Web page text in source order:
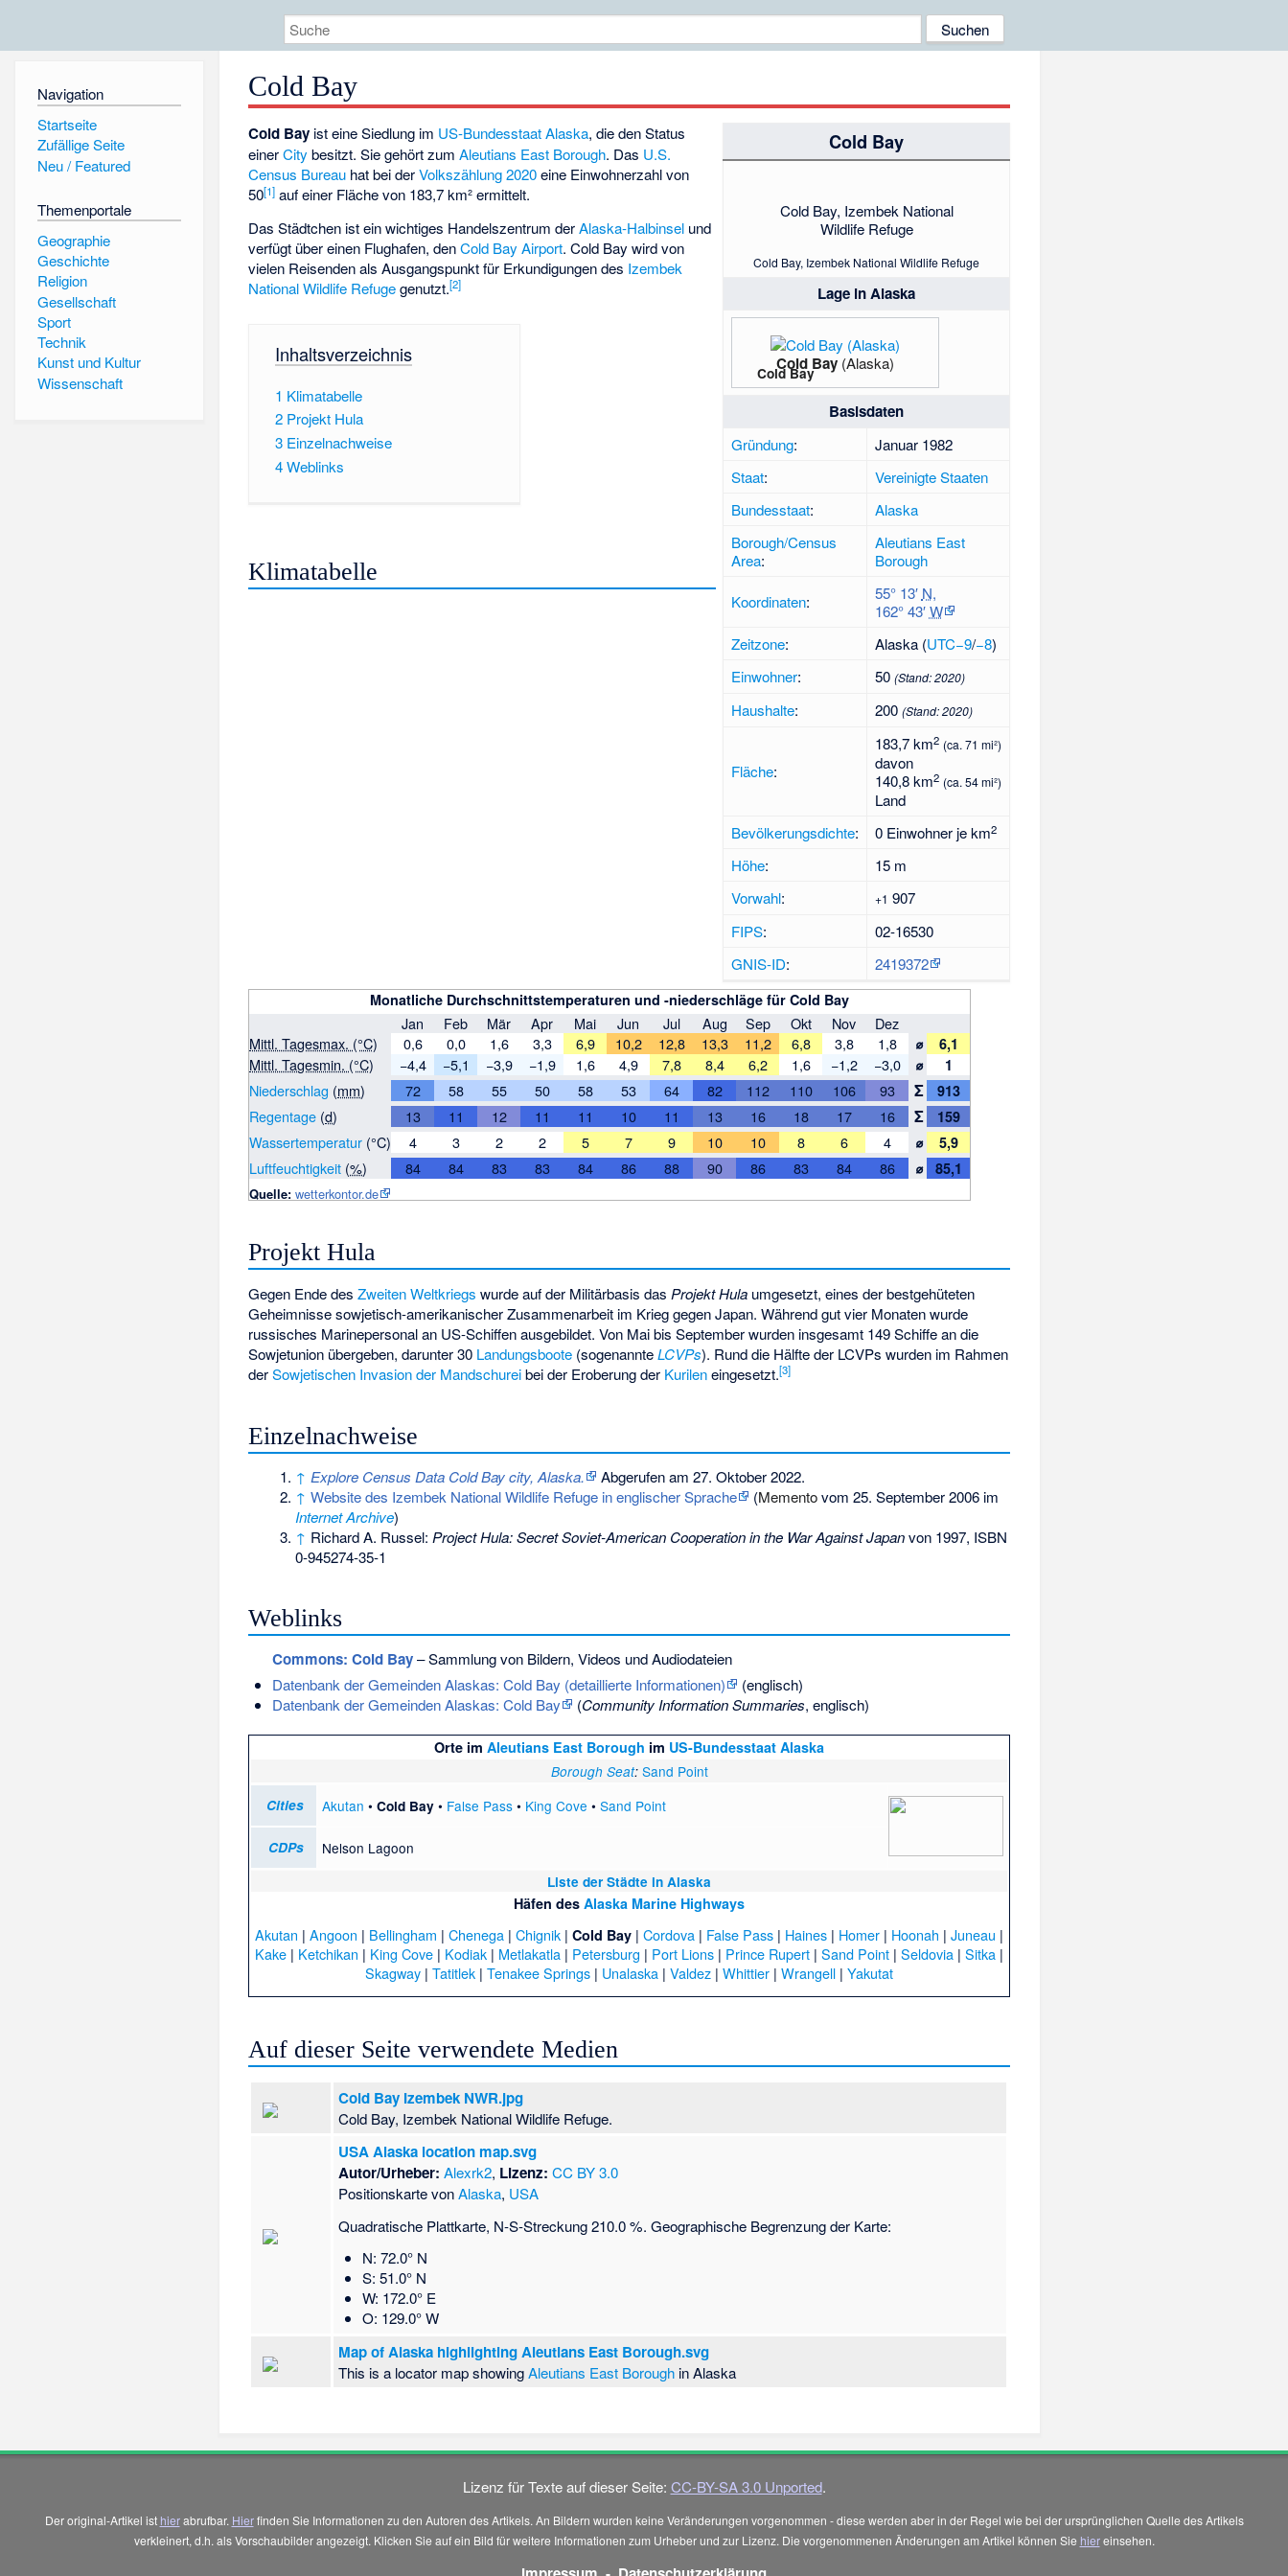
Navigation
Startseite
Zufällige Seite
Neu / Featured
Themenportale
Geographie
Geschichte
Religion
Gesellschaft
Sport
Technik
Kunst und Kultur
Wissenschaft
Cold Bay
Cold Bay
Cold Bay, Izembek National
Wildlife Refuge
Cold Bay, Izembek National Wildlife Refuge
Lage in Alaska
Cold Bay(Alaska)
Cold Bay
Basisdaten
Gründung:
Januar 1982
Staat:
Vereinigte Staaten
Bundesstaat:
Alaska
Borough/Census
Area:
Aleutians East
Borough
Koordinaten: 55° 13′ N,
162° 43′W
Zeitzone: Alaska (UTC−9/−8)
Einwohner: 50 (Stand:2020)
Haushalte: 200 (Stand:2020)
Fläche:
183,7 km2 (ca. 71 mi²)
davon
140,8 km2 (ca. 54 mi²)
Land
Bevölkerungsdichte: 0 Einwohner je km2
Höhe:
15 m
Vorwahl: +1 907
FIPS:
02-16530
GNIS-ID: 2419372
Cold Bay ist eine Siedlung im US-Bundesstaat Alaska, die den Status
einerCity besitzt. Sie gehört zumAleutians East Borough. Das U.S.
Census Bureau hat bei derVolkszählung 2020eine Einwohnerzahl von
50[1] auf einer Fläche von 183,7 km² ermittelt.
Das Städtchen ist ein wichtiges Handelszentrum derAlaska-Halbinsel und
verfügt über einen Flughafen, denCold Bay Airport. Cold Bay wird von
vielen Reisenden als Ausgangspunkt für Erkundigungen des Izembek
National Wildlife Refugegenutzt.[2]
Inhaltsverzeichnis
1 Klimatabelle
2 Projekt Hula
3 Einzelnachweise
4Weblinks
Klimatabelle
Monatliche Durchschnittstemperaturen und -niederschläge für Cold Bay
Jan Feb Mär Apr Mai Jun Jul Aug Sep Okt Nov
Dez
Mittl. Tagesmax. (°C)
0,6 0,0 1,6 3,3 6,9 10,2 12,8 13,3 11,2 6,8 3,8 1,8 ⌀ 6,1
Mittl. Tagesmin. (°C) −4,4 −5,1 −3,9 −1,9 1,6 4,9 7,8 8,4 6,2 1,6 −1,2 −3,0 ⌀ 1
Niederschlag (mm) 72 58 55 50 58 53 64 82 112 110 106 93 Σ 913
Regentage (d) 13 11 12 11 11 10 11 13 16 18 17 16 Σ 159
Wassertemperatur (°C) 4 3 2 2 5 7 9 10 10 8 6 4 ⌀ 5,9
Luftfeuchtigkeit (%) 84 84 83 83 84 86 88 90 86 83 84 86 ⌀ 85,1
Quelle: wetterkontor.de
Projekt Hula
Gegen Ende desZweiten Weltkriegs wurde auf der Militärbasis das Projekt Hula umgesetzt, eines der bestgehüteten
Geheimnisse sowjetisch-amerikanischer Zusammenarbeit im Krieg gegen Japan. Während gut vier Monaten wurde
russisches Marinepersonal an US-Schiffen ausgebildet. Von Mai bis September wurden insgesamt 149 Schiffe an die
Sowjetunion übergeben, darunter 30 Landungsboote (sogenannteLCVPs). Rund die Hälfte der LCVPs wurden im Rahmen
derSowjetischen Invasion der Mandschureibei der Eroberung der Kurileneingesetzt.[3]
Einzelnachweise
↑ Explore Census Data Cold Bay city, Alaska. Abgerufen am 27. Oktober 2022.
↑ Website des Izembek National Wildlife Refuge in englischer Sprache (Mementovom 25. September 2006 im
Internet Archive)
↑ Richard A. Russel: Project Hula: Secret Soviet-American Cooperation in the War Against Japanvon 1997, ISBN
0-945274-35-1
Weblinks
Commons: Cold Bay– Sammlung von Bildern, Videos und Audiodateien
Datenbank der Gemeinden Alaskas: Cold Bay (detaillierte Informationen)
(englisch)
Datenbank der Gemeinden Alaskas: Cold Bay
(Community Information Summaries, englisch)
Orte imAleutians East Borough im US-Bundesstaat Alaska
Borough Seat: Sand Point
Cities Akutan • Cold Bay• False Pass• King Cove • Sand Point
CDPs Nelson Lagoon
Liste der Städte in Alaska
Häfen desAlaska Marine Highways
Akutan |Angoon | Bellingham |Chenega |Chignik |Cold Bay |Cordova | False Pass | Haines | Homer | Hoonah |Juneau |
Kake | Ketchikan | King Cove | Kodiak | Metlakatla | Petersburg | Port Lions | Prince Rupert |Sand Point |Seldovia |Sitka |
Skagway |Tatitlek |Tenakee Springs | Unalaska |Valdez |Whittier |Wrangell |Yakutat
Auf dieser Seite verwendete Medien
Cold Bay Izembek NWR.jpg
Cold Bay, Izembek National Wildlife Refuge.
USA Alaska location map.svg
Autor/Urheber: Alexrk2, Lizenz: CC BY 3.0
Positionskarte vonAlaska, USA
Quadratische Plattkarte, N-S-Streckung 210.0 %. Geographische Begrenzung der Karte:
N: 72.0° N
S: 51.0° N
W: 172.0° E
O: 129.0° W
Map of Alaska highlighting Aleutians East Borough.svg
This is a locator map showingAleutians East Borough in Alaska
Lizenz für Texte auf dieser Seite: CC-BY-SA 3.0 Unported.
Der original-Artikel ist hierabrufbar. Hierfinden Sie Informationen zu den Autoren des Artikels. An Bildern wurden keine Veränderungen vorgenommen - diese werden aber in der Regel wie bei der ursprünglichen Quelle des Artikels
verkleinert, d.h. als Vorschaubilder angezeigt. Klicken Sie auf ein Bild für weitere Informationen zum Urheber und zur Lizenz. Die vorgenommenen Änderungen am Artikel können Sie hiereinsehen.